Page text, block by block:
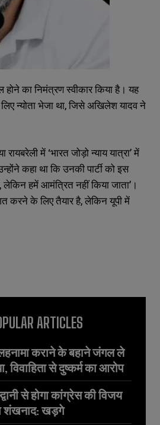
होने का निमंत्रण स्वीकार किया है। यह
न्योता भेजा था, जिसे अखिलेश यादव ने
में ‘भारत जोड़ो न्याय यात्रा’ में
कहा था कि उनकी पार्टी को इस
हमें आमंत्रित नहीं किया जाता’।
करने के लिए तैयार है, लेकिन यूपी में
ARTICLES
कराने के बहाने जंगल ले
विवाहिता से दुष्कर्म का आरोप
से होगा कांग्रेस की विजय
शंखनाद: खड़गे